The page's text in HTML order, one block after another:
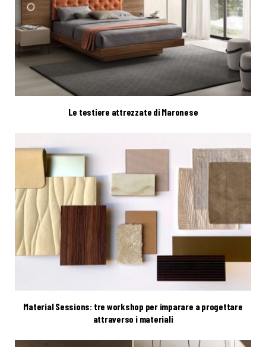
Le testiere attrezzate di Maronese
Material Sessions: tre workshop per imparare a progettare
attraverso i materiali